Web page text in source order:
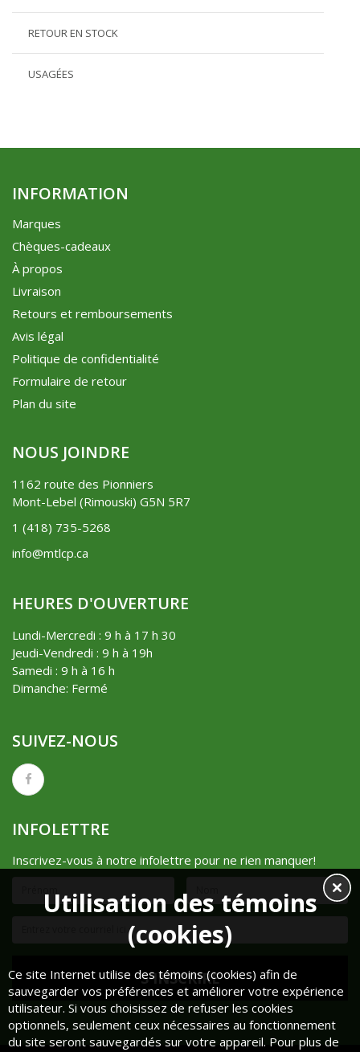
RETOUR EN STOCK
USAGÉES
INFORMATION
Marques
Chèques-cadeaux
À propos
Livraison
Retours et remboursements
Avis légal
Politique de confidentialité
Formulaire de retour
Plan du site
NOUS JOINDRE
1162 route des Pionniers
Mont-Lebel (Rimouski) G5N 5R7
1 (418) 735-5268
info@mtlcp.ca
HEURES D'OUVERTURE
Lundi-Mercredi : 9 h à 17 h 30
Jeudi-Vendredi : 9 h à 19h
Samedi : 9 h à 16 h
Dimanche: Fermé
SUIVEZ-NOUS
INFOLETTRE
Inscrivez-vous à notre infolettre pour ne rien manquer!
Utilisation des témoins
(cookies)
Ce site Internet utilise des témoins (cookies) afin de
sauvegarder vos préférences et améliorer votre expérience
utilisateur. Si vous choisissez de refuser les cookies
optionnels, seulement ceux nécessaires au fonctionnement
du site seront sauvegardés sur votre appareil. Pour plus de